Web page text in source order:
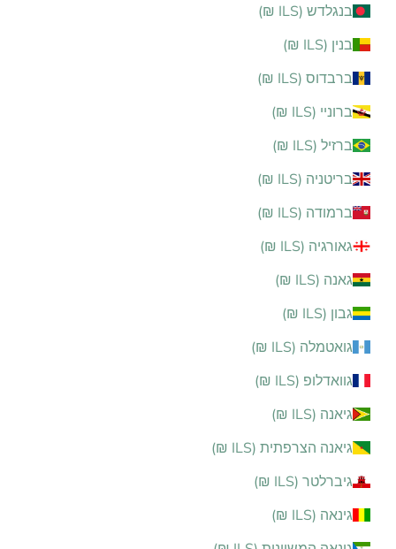
בנגלדש (ILS ₪)
בנין (ILS ₪)
ברבדוס (ILS ₪)
ברוניי (ILS ₪)
ברזיל (ILS ₪)
בריטניה (ILS ₪)
ברמודה (ILS ₪)
גאורגיה (ILS ₪)
גאנה (ILS ₪)
גבון (ILS ₪)
גואטמלה (ILS ₪)
גוואדלופ (ILS ₪)
גיאנה (ILS ₪)
גיאנה הצרפתית (ILS ₪)
גיברלטר (ILS ₪)
גינאה (ILS ₪)